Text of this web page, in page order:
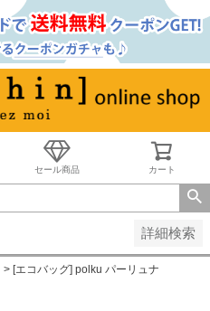
セール商品 カート
詳細検索
[エコバッグ] polku パーリュナ